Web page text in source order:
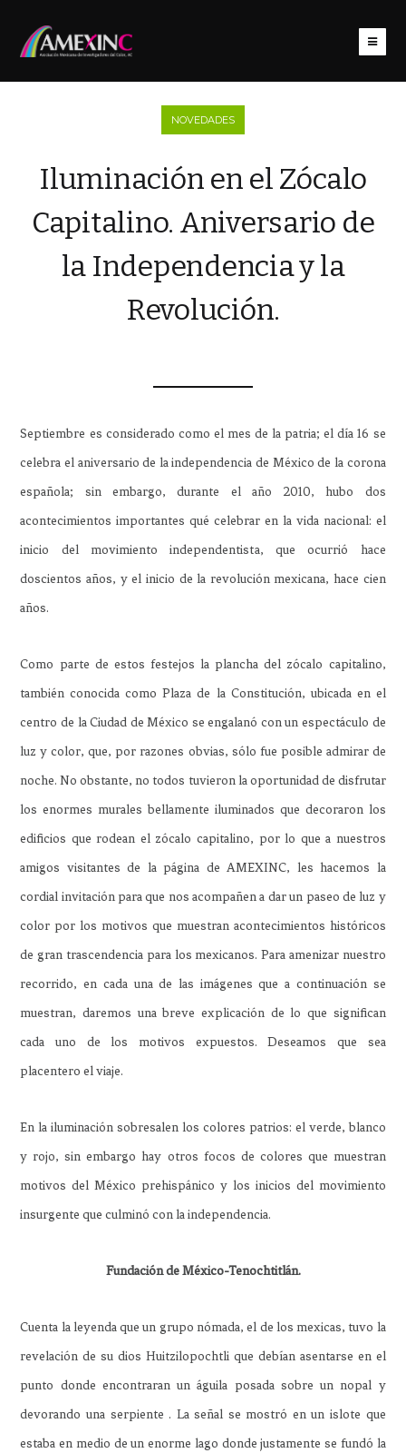
NOVEDADES
Iluminación en el Zócalo
Capitalino. Aniversario de
la Independencia y la
Revolución.
Septiembre es considerado como el mes de la patria; el día 16 se
celebra el aniversario de la independencia de México de la corona
española; sin embargo, durante el año 2010, hubo dos
acontecimientos importantes qué celebrar en la vida nacional: el
inicio del movimiento independentista, que ocurrió hace
doscientos años, y el inicio de la revolución mexicana, hace cien
años.
Como parte de estos festejos la plancha del zócalo capitalino,
también conocida como Plaza de la Constitución, ubicada en el
centro de la Ciudad de México se engalanó con un espectáculo de
luz y color, que, por razones obvias, sólo fue posible admirar de
noche. No obstante, no todos tuvieron la oportunidad de disfrutar
los enormes murales bellamente iluminados que decoraron los
edificios que rodean el zócalo capitalino, por lo que a nuestros
amigos visitantes de la página de AMEXINC, les hacemos la
cordial invitación para que nos acompañen a dar un paseo de luz y
color por los motivos que muestran acontecimientos históricos
de gran trascendencia para los mexicanos. Para amenizar nuestro
recorrido, en cada una de las imágenes que a continuación se
muestran, daremos una breve explicación de lo que significan
cada uno de los motivos expuestos. Deseamos que sea
placentero el viaje.
En la iluminación sobresalen los colores patrios: el verde, blanco
y rojo, sin embargo hay otros focos de colores que muestran
motivos del México prehispánico y los inicios del movimiento
insurgente que culminó con la independencia.
Fundación de México-Tenochtitlán.
Cuenta la leyenda que un grupo nómada, el de los mexicas, tuvo la
revelación de su dios Huitzilopochtli que debían asentarse en el
punto donde encontraran un águila posada sobre un nopal y
devorando una serpiente . La señal se mostró en un islote que
estaba en medio de un enorme lago donde justamente se fundó la